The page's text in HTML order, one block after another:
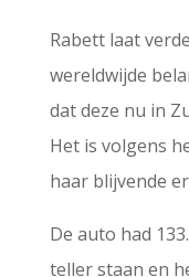
Rabett laat
wereldwijde
dat deze nu in
Het is volgens
haar blijvende
De auto had
teller staan en